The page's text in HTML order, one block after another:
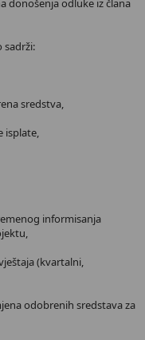
donošenja odluke iz člana
sadrži:
sredstva,
isplate,
informisanja
(kvartalni,
odobrenih sredstava za